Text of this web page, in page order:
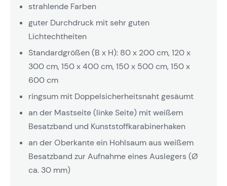
strahlende Farben
guter Durchdruck mit sehr guten
Lichtechtheiten
Standardgrößen (B x H): 80 x 200 cm, 120 x
300 cm, 150 x 400 cm, 150 x 500 cm, 150 x
600 cm
ringsum mit Doppelsicherheitsnaht gesäumt
an der Mastseite (linke Seite) mit weißem
Besatzband und Kunststoffkarabinerhaken
an der Oberkante ein Hohlsaum aus weißem
Besatzband zur Aufnahme eines Auslegers (Ø
ca. 30 mm)